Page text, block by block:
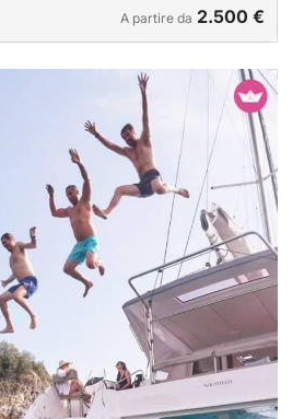
A partire da 2.500 €